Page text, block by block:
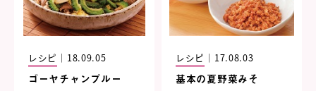
レシピ ｜ 18.09.05
ゴーヤチャンプルー
レシピ ｜ 17.08.03
基本の夏野菜みそ